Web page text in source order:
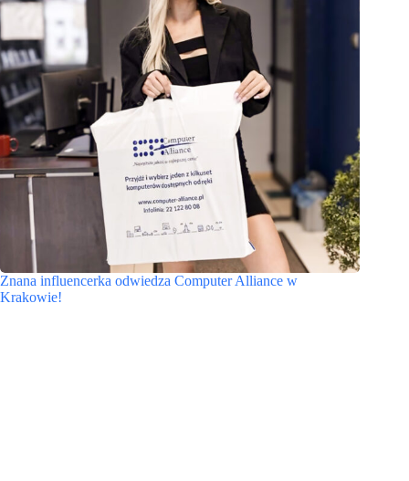
Znana influencerka odwiedza Computer Alliance w
Krakowie!